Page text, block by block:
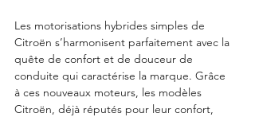
Les motorisations hybrides simples de
Citroën s’harmonisent parfaitement avec la
quête de confort et de douceur de
conduite qui caractérise la marque. Grâce
à ces nouveaux moteurs, les modèles
Citroën, déjà réputés pour leur confort,